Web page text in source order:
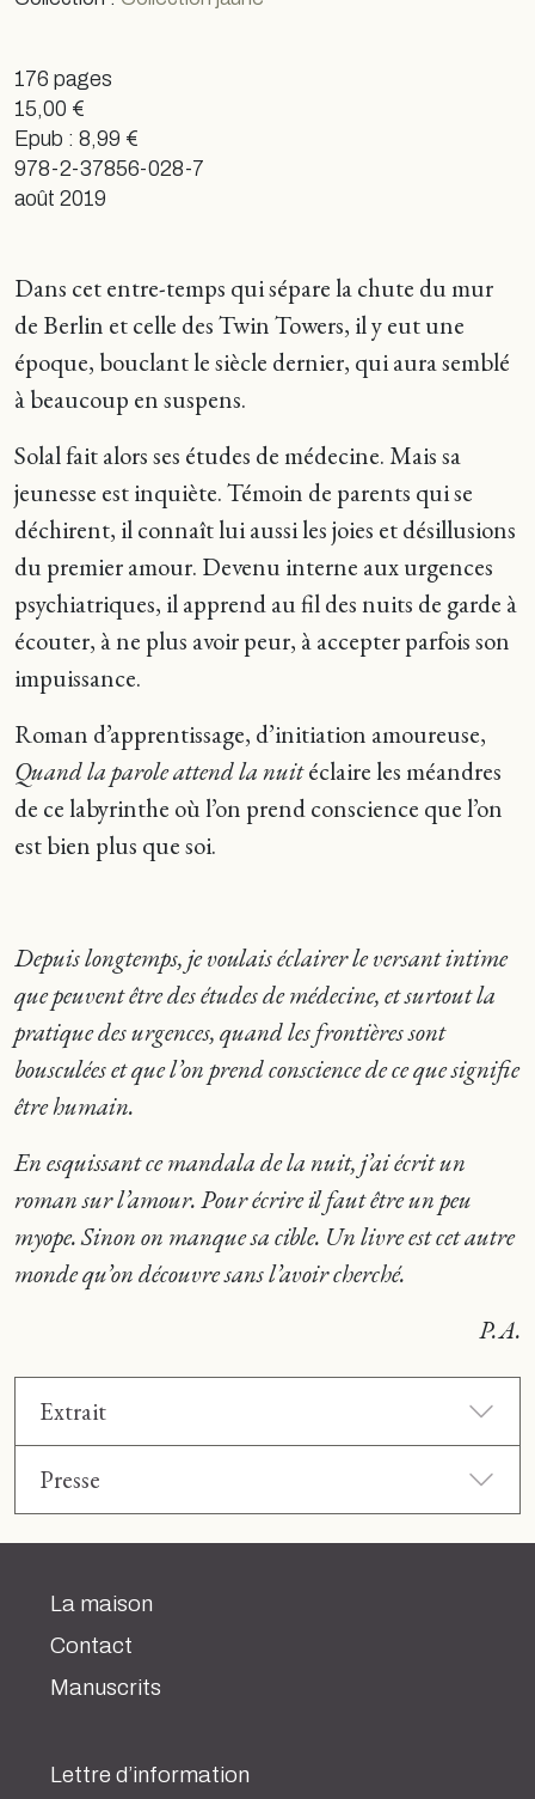
176 pages
15,00 €
Epub : 8,99 €
978-2-37856-028-7
août 2019
Dans cet entre-temps qui sépare la chute du mur
de Berlin et celle des Twin Towers, il y eut une
époque, bouclant le siècle dernier, qui aura semblé
à beaucoup en suspens.
Solal fait alors ses études de médecine. Mais sa
jeunesse est inquiète. Témoin de parents qui se
déchirent, il connaît lui aussi les joies et désillusions
du premier amour. Devenu interne aux urgences
psychiatriques, il apprend au fil des nuits de garde à
écouter, à ne plus avoir peur, à accepter parfois son
impuissance.
Roman d’apprentissage, d’initiation amoureuse,
Quand la parole attend la nuitéclaire les méandres
de ce labyrinthe où l’on prend conscience que l’on
est bien plus que soi.
Depuis longtemps, je voulais éclairer le versant intime
que peuvent être des études de médecine, et surtout la
pratique des urgences, quand les frontières sont
bousculées et que l’on prend conscience de ce que signifie
être humain.
En esquissant ce mandala de la nuit, j’ai écrit un
roman sur l’amour. Pour écrire il faut être un peu
myope. Sinon on manque sa cible. Un livre est cet autre
monde qu’on découvre sans l’avoir cherché.
P. A.
Extrait
Presse
La maison
Contact
Manuscrits
Lettre d’information